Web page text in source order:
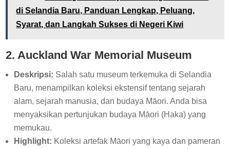
di Selandia Baru, Panduan Lengkap, Peluang,
Syarat, dan Langkah Sukses di Negeri Kiwi
2. Auckland War Memorial Museum
Deskripsi: Salah satu museum terkemuka di Selandia
Baru, menampilkan koleksi ekstensif tentang sejarah
alam, sejarah manusia, dan budaya Māori. Anda bisa
menyaksikan pertunjukan budaya Māori (Haka) yang
memukau.
Highlight: Koleksi artefak Māori yang kaya dan pameran